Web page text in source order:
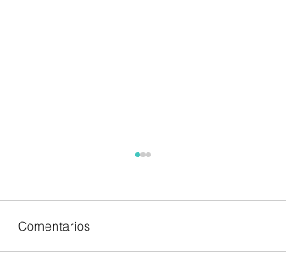
Comentarios